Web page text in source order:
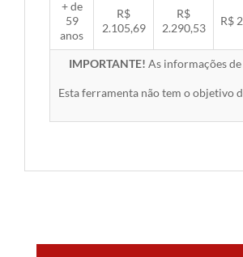
+ de
59
anos
R$
2.105,69
R$
2.290,53
R$
IMPORTANTE! As informações
Esta ferramenta não tem o objetivo